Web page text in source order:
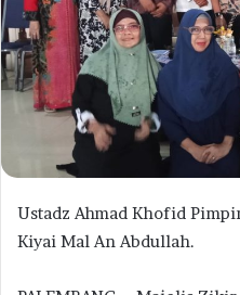
Ustadz Ahmad Khofid
Kiyai Mal An Abdullah.